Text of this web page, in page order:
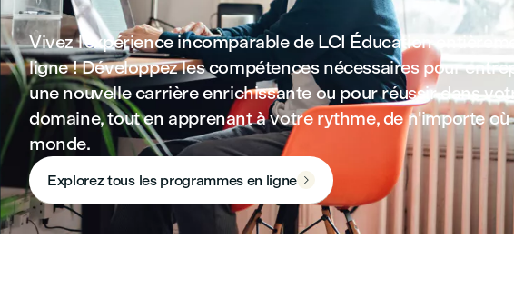
Vivez l'expérience incomparable de LCI Éducation
ligne ! Développez les compétences nécessaires pour
une nouvelle carrière enrichissante ou pour réussir dans
domaine, tout en apprenant à votre rythme, de n'importe où
monde.
Explorez tous les programmes en ligne 